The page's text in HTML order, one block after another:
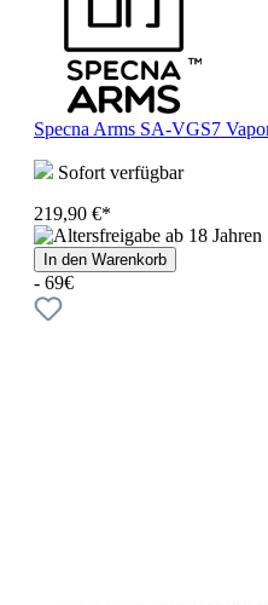
Specna Arms SA-VGS7
Sofort verfügbar
219,90 €*
In den Warenkorb
- 69€